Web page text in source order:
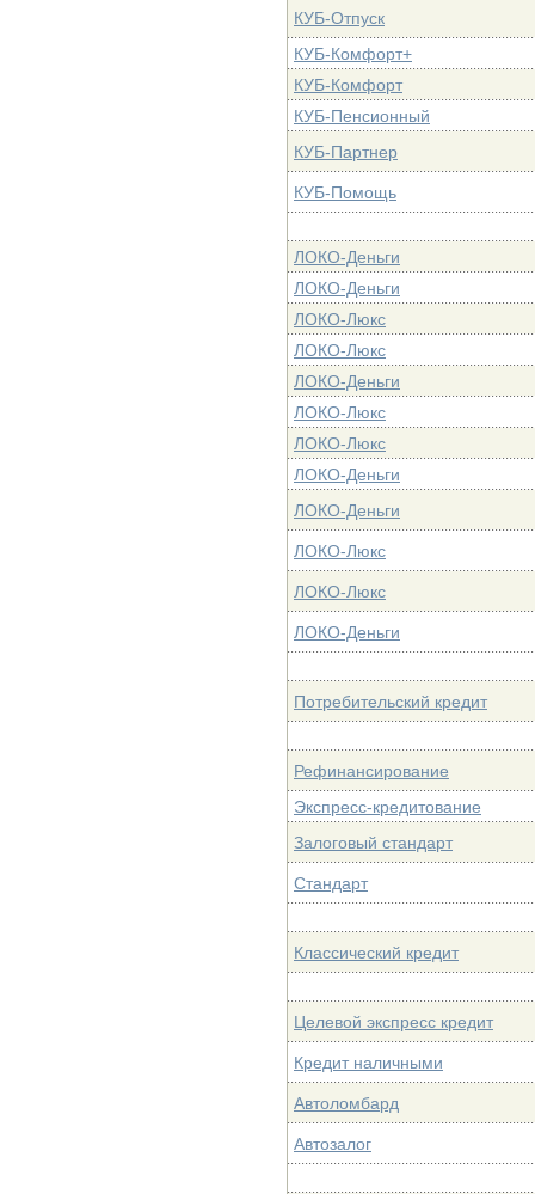
КУБ-Отпуск
КУБ-Комфорт+
КУБ-Комфорт
КУБ-Пенсионный
КУБ-Партнер
КУБ-Помощь
ЛОКО-Деньги
ЛОКО-Деньги
ЛОКО-Люкс
ЛОКО-Люкс
ЛОКО-Деньги
ЛОКО-Люкс
ЛОКО-Люкс
ЛОКО-Деньги
ЛОКО-Деньги
ЛОКО-Люкс
ЛОКО-Люкс
ЛОКО-Деньги
Потребительский кредит
Рефинансирование
Экспресс-кредитование
Залоговый стандарт
Стандарт
Классический кредит
Целевой экспресс кредит
Кредит наличными
Автоломбард
Автозалог